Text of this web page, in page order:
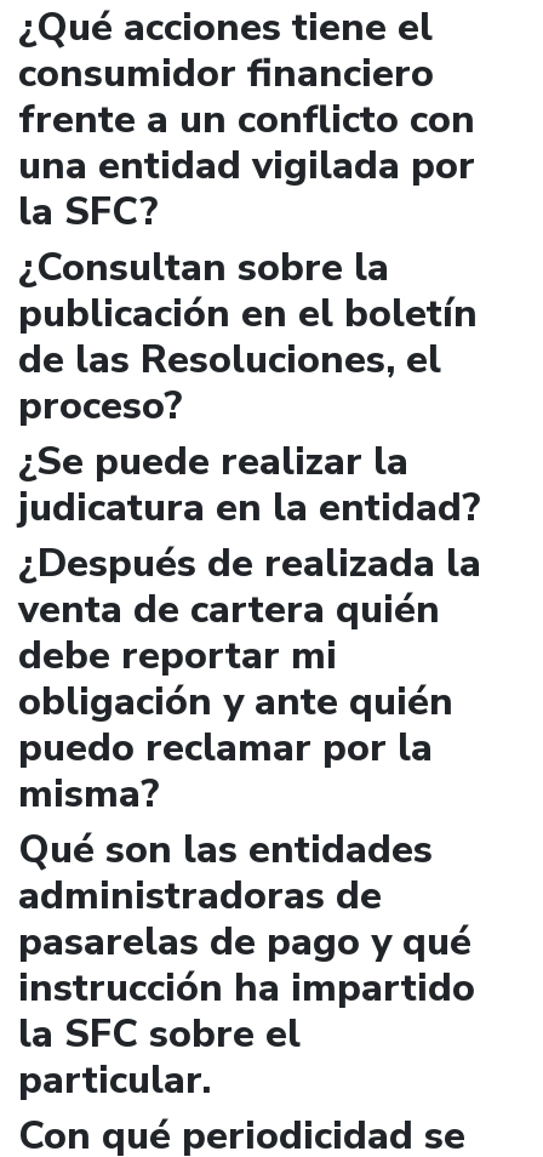
¿Qué acciones tiene el
consumidor financiero
frente a un conflicto con
una entidad vigilada por
la SFC?
¿Consultan sobre la
publicación en el boletín
de las Resoluciones, el
proceso?
¿Se puede realizar la
judicatura en la entidad?
¿Después de realizada la
venta de cartera quién
debe reportar mi
obligación y ante quién
puedo reclamar por la
misma?
Qué son las entidades
administradoras de
pasarelas de pago y qué
instrucción ha impartido
la SFC sobre el
particular.
Con qué periodicidad se